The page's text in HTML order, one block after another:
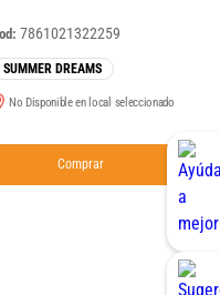
7861021322259
SUMMER DREAMS
No Disponible en local seleccionado
Comprar